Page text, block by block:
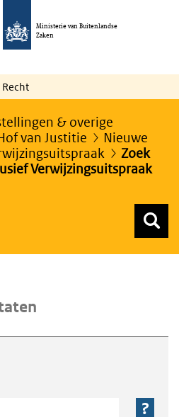
Ministerie van Buitenlandse
Zaken
& overige
van Justitie
Nieuwe
Zoek
Verwijzingsuitspraak